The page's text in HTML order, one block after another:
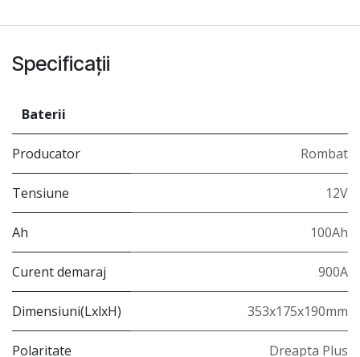
Specificații
Baterii
Producator Rombat
Tensiune 12V
Ah 100Ah
Curent demaraj 900A
Dimensiuni(LxlxH) 353x175x190mm
Polaritate Dreapta Plus